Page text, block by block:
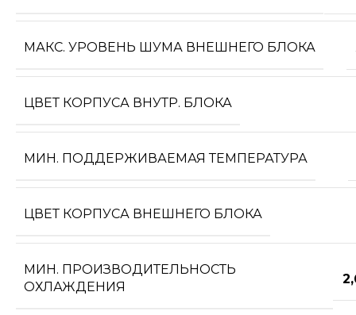
МАКС. УРОВЕНЬ ШУМА ВНЕШНЕГО БЛОКА
ЦВЕТ КОРПУСА ВНУТР. БЛОКА
МИН. ПОДДЕРЖИВАЕМАЯ ТЕМПЕРАТУРА
ЦВЕТ КОРПУСА ВНЕШНЕГО БЛОКА
МИН. ПРОИЗВОДИТЕЛЬНОСТЬ
ОХЛАЖДЕНИЯ